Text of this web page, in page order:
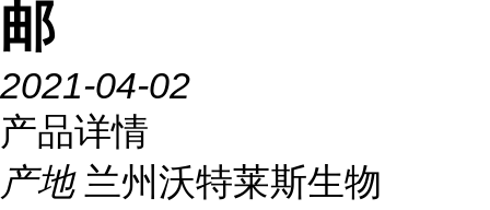
邮
2021-04-02
产品详情
产地 兰州沃特莱斯生物